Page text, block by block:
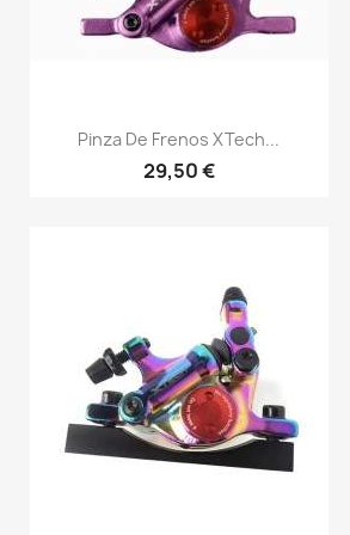
Vista rápida
Pinza De Frenos XTech...
29,50 €